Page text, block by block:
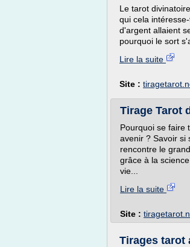
Le tarot
qui cela
d'argent allaient
pourquoi le sort
Lire la suite
Site :
Tirage Tarot
Pourquoi se faire
avenir ? Savoir si
rencontre le
grâce à la
vie...
Lire la suite
Site :
Tirages tarot